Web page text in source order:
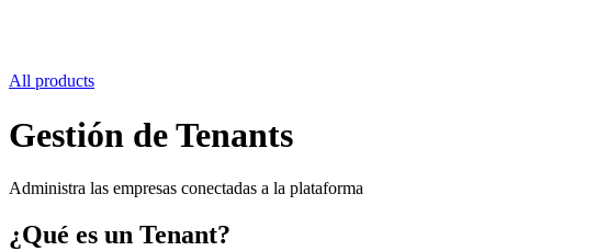
All products
Gestión de Tenants
Administra las empresas conectadas a la plataforma
¿Qué es un Tenant?